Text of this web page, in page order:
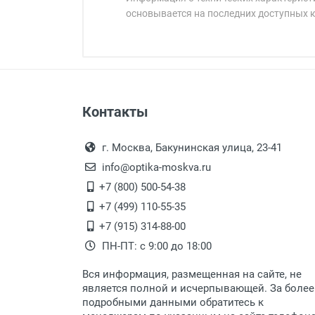
основывается на последних доступных
Общая ширина:
Ширина линзы:
Высота линзы:
Ширина мостика:
Тип линзы:
Степень защиты:
Тип оправы:
Материал оправы:
Материал дужки:
Перечисление средств на
Перевод денег на карту Сбербанка.
Выдаем товар в рабочие
После того, как заказ
Для получения товара при
Заказ необходимо
дополнительных расходов за
Доставка по Москве
Доставляем товар по
Доставка транспортными
Данный способ доставки
Контакты
г. Москва, Бакунинская улица, 23-41
info@optika-moskva.ru
+7 (800) 500-54-38
+7 (499) 110-55-35
+7 (915) 314-88-00
ПН-ПТ: с 9:00 до 18:00
Вся информация, размещенная на сайте, не
является полной и исчерпывающей. За более
подробными данными обратитесь к